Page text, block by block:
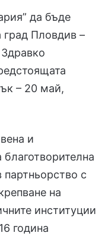
да бъде
град Пловдив –
– 20 май,
и
партньорство с
на
институции
година